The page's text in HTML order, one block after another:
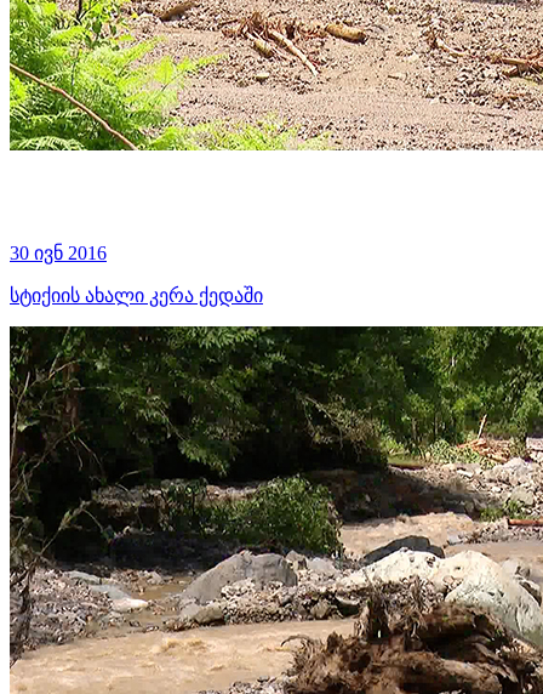
30 ივნ 2016
სტიქიის ახალი კერა ქედაში